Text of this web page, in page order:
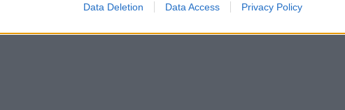
Data Deletion Data Access Privacy Policy